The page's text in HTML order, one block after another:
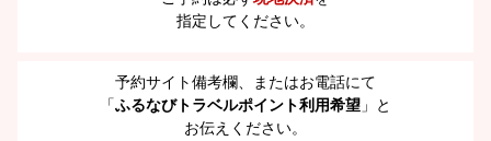
指定してください。
予約サイト備考欄、またはお電話にて
「ふるなびトラベルポイント利用希望 」と
お伝えください。